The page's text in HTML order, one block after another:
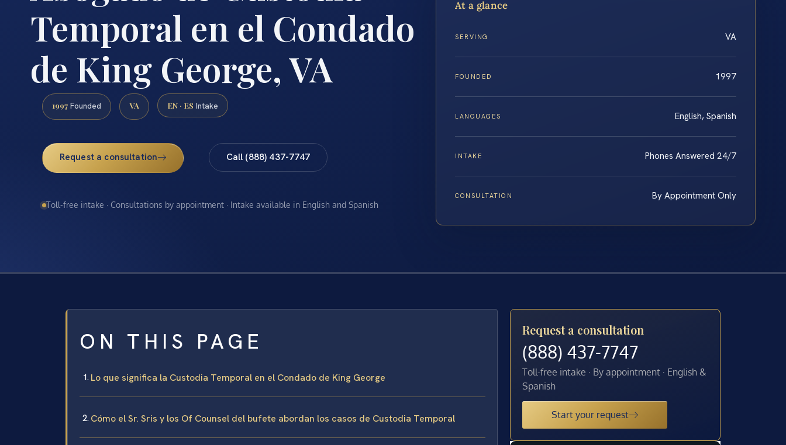
Temporal en el Condado
de King George, VA
1997 Founded VA EN · ES Intake
Request a consultation Call (888) 437-7747
Toll-free intake · Consultations by appointment · Intake available in English and Spanish
At a glance
SERVING VA
FOUNDED 1997
LANGUAGES English, Spanish
INTAKE Phones Answered 24/7
CONSULTATION By Appointment Only
ON THIS PAGE
Lo que significa la Custodia Temporal en el Condado de King George
Cómo el Sr. Sris y los Of Counsel del bufete abordan los casos de Custodia Temporal
Request a consultation
(888) 437-7747
Toll-free intake · By appointment · English &
Spanish
Start your request